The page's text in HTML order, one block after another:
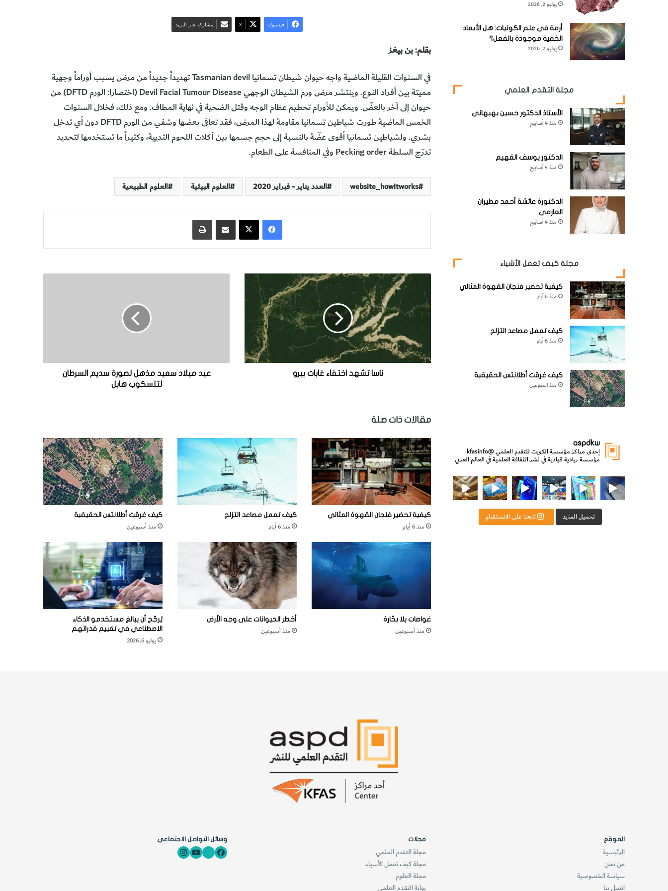
فيسبوك ‫X مشاركة عبر البريد
بقلم: بن بيغز
في السنوات القليلة الماضية واجه حيوان شيطان تسمانيا Tasmanian devil تهديداً جديداً من مرض يسبب أوراماً وجهية
مميتة بين أفراد النوع. وينتشر مرض ورم الشيطان الوجهي Devil Facial Tumour Disease (اختصارا: الورم DFTD) من
حيوان إلى آخر بالعضّ. ويمكن للأورام تحطيم عظام الوجه وقتل الضحية في نهاية المطاف. ومع ذلك، فخلال السنوات
الخمس الماضية طورت شياطين تسمانيا مقاومة لهذا المرض، فقد تعافى بعضها وشفي من الورم DFTD دون أي تدخل
بشري. ولشياطين تسمانيا أقوى عضّة بالنسبة إلى حجم جسمها بين آكلات اللحوم الثديية، وكثيراً ما تستخدمها لتحديد
تدرّج السلطة Pecking order وفي المنافسة على الطعام.
website_howitworks العدد يناير - فبراير 2020 العلوم البيئية العلوم الطبيعية
فيسبوك ‫X مشاركة عبر البريد
س
ا
ا
غ
ا
ب
ا
ت
ب
ي
ر
و
ناسا تشهد اختفاء غابات بيرو
س
ل
ل
ص
و
ر
ة
ي
ا
ل
س
ر
ط
ا
ت
عيد ميلاد سعيد مذهل لصورة سديم السرطان
لتلسكوب هابل
مقالات ذات صلة
كيفية تحضير فنجان القهوة المثالي
منذ 6 أيام
كيف تعمل مصاعد التزلج
منذ 6 أيام
كيف غرقت أطلانتس الحقيقية
منذ أسبوعين
غواصات بلا بحّارة
منذ أسبوعين
أخطر الحيوانات على وجه الأرض
منذ أسبوعين
يُرجَّح أن يبالغ مستخدمو الذكاء
الاصطناعي في تقييم قدراتهم
يوليو 6, 2026
يوليو 2, 2026
أزمة في علم الكونيات: هل الأبعاد
الخفية موجودة بالفعل؟
يوليو 2, 2026
مجلة التقدم العلمي
الأستاذ الدكتور حسين بهبهاني
منذ 4 أسابيع
الدكتور يوسف القهيم
منذ 4 أسابيع
الدكتورة عائشة أحمد مطيران
العازمي
منذ 4 أسابيع
مجلة كيف تعمل الأشياء
كيفية تحضير فنجان القهوة المثالي
منذ 6 أيام
كيف تعمل مصاعد التزلج
منذ 6 أيام
كيف غرقت أطلانتس الحقيقية
منذ أسبوعين
aspdkw
إحدى مراكز مؤسسة الكويت للتقدم العلمي@kfasinfo
مؤسسة ريادية قيادية في نشر الثقافة العلمية في العالم العربي
ووزير الدولة لشؤون الش
من الأعماق نكتشف ومن الكتب نتعلّم⁨ رجعنا! ما كنّا بعيد! مجهزين لكم كل جديد!⁩
تحميل المزيد تابعنا على الانستقرام
الموقع
الرئيسية
من نحن
سياسة الخصوصية
اتصل بنا
مجلات
مجلة التقدم العلمي
مجلة كيف تعمل الأشياء
مجلة العلوم
بوابة التقدم العلمي
وسائل التواصل الاجتماعي